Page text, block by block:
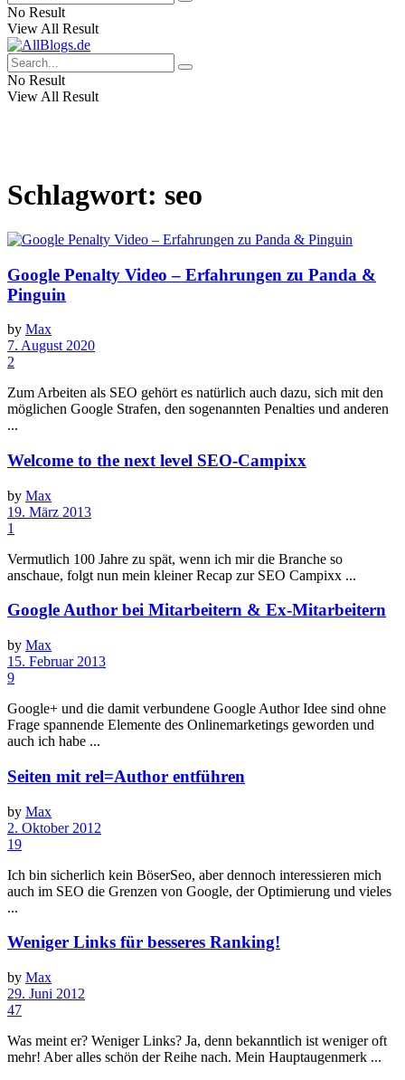
No Result
View All Result
No Result
View All Result
Schlagwort: seo
Google Penalty Video – Erfahrungen zu Panda &
Pinguin
by Max
7. August 2020
2
Zum Arbeiten als SEO gehört es natürlich auch dazu, sich mit den
möglichen Google Strafen, den sogenannten Penalties und anderen
...
Welcome to the next level SEO-Campixx
by Max
19. März 2013
1
Vermutlich 100 Jahre zu spät, wenn ich mir die Branche so
anschaue, folgt nun mein kleiner Recap zur SEO Campixx ...
Google Author bei Mitarbeitern & Ex-Mitarbeitern
by Max
15. Februar 2013
9
Google+ und die damit verbundene Google Author Idee sind ohne
Frage spannende Elemente des Onlinemarketings geworden und
auch ich habe ...
Seiten mit rel=Author entführen
by Max
2. Oktober 2012
19
Ich bin sicherlich kein BöserSeo, aber dennoch interessieren mich
auch im SEO die Grenzen von Google, der Optimierung und vieles
...
Weniger Links für besseres Ranking!
by Max
29. Juni 2012
47
Was meint er? Weniger Links? Ja, denn bekanntlich ist weniger oft
mehr! Aber alles schön der Reihe nach. Mein Hauptaugenmerk ...